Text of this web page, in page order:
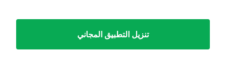
تنزيل التطبيق المجاني